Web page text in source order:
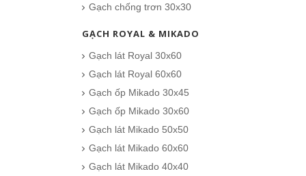
Gạch chống trơn 30x30
GẠCH ROYAL & MIKADO
Gạch lát Royal 30x60
Gạch lát Royal 60x60
Gạch ốp Mikado 30x45
Gạch ốp Mikado 30x60
Gạch lát Mikado 50x50
Gạch lát Mikado 60x60
Gạch lát Mikado 40x40